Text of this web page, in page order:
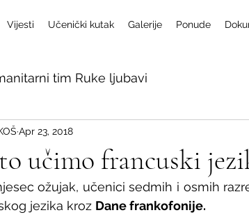
Vijesti Učenički kutak Galerije Ponude
tim Ruke ljubavi
učimo francuski
Apr 23, 2018
ožujak, učenici sedmih i osmih
jezika kroz Dane frankofonije.